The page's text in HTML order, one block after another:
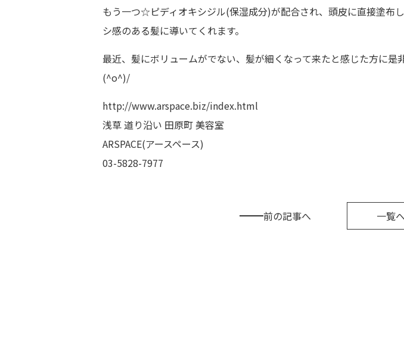
もう一つ☆ピディオキシジル(保湿成分)が配合され、頭皮に直接塗布
シ感のある髪に導いてくれます。
最近、髪にボリュームがでない、髪が細くなって来たと感じた方に
(^o^)/
http://www.arspace.biz/index.html
浅草 道り沿い 田原町 美容室
ARSPACE(アースペース)
03-5828-7977
前の記事へ 一覧